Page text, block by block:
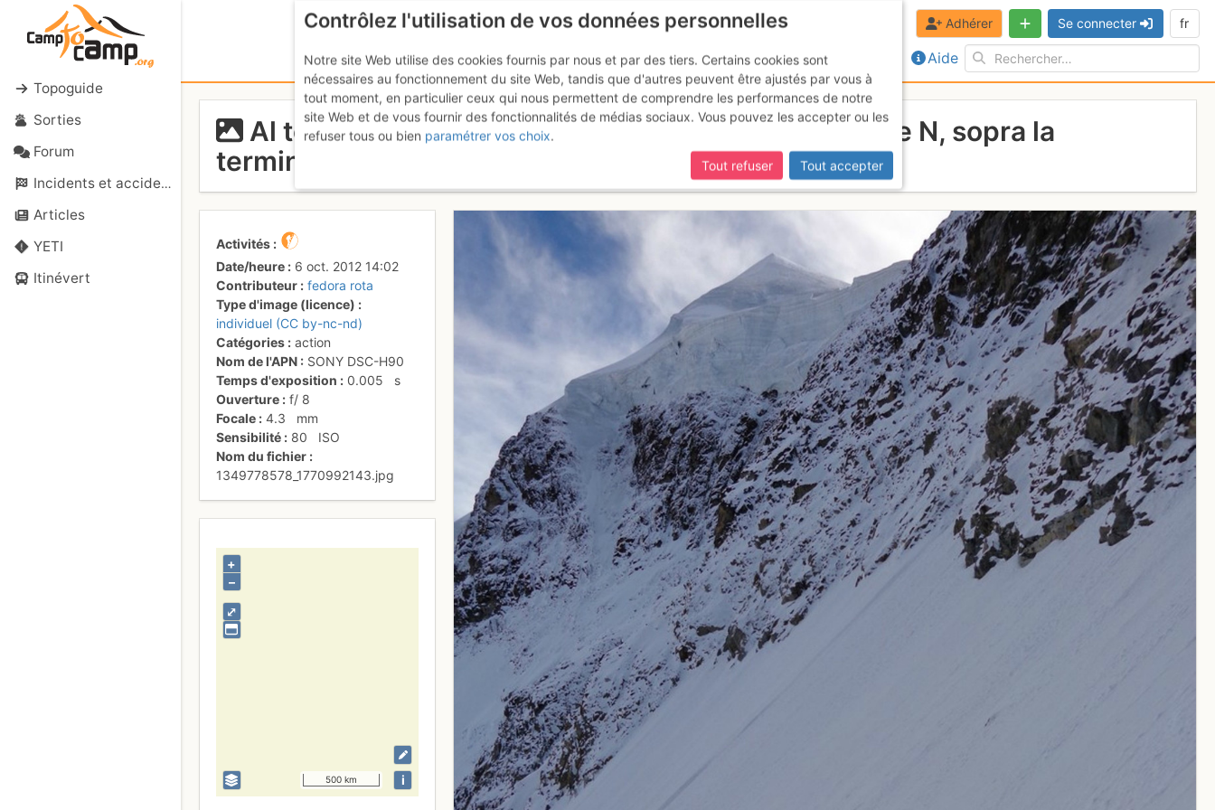
Topoguide
Sorties
Forum
Incidents et accidents
Articles
YETI
Itinévert
Aide
Adhérer Se connecter fr
Al termine delle doppie traversiamo verso la parete N, sopra la
terminae che superiamo senza problemi
Activités
Date/heure
6 oct. 2012 14:02
Contributeur
fedora rota
Type d'image (licence)
individuel (CC by-nc-nd)
Catégories
action
Nom de l'APN
SONY DSC-H90
Temps d'exposition
0.005
s
Ouverture
f/8
Focale
4.3
mm
Sensibilité
80
ISO
Nom du fichier
1349778578_1770992143.jpg
⤢
+
–
500 km i
Contrôlez l'utilisation de vos données personnelles
Notre site Web utilise des cookies fournis par nous et par des tiers. Certains cookies sont
nécessaires au fonctionnement du site Web, tandis que d'autres peuvent être ajustés par vous à
tout moment, en particulier ceux qui nous permettent de comprendre les performances de notre
site Web et de vous fournir des fonctionnalités de médias sociaux. Vous pouvez les accepter ou les
refuser tous ou bien paramétrer vos choix.
Tout refuser
Tout accepter